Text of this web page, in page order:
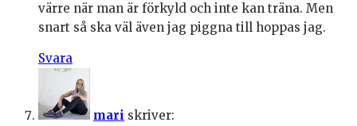
värre när man är förkyld och inte kan träna. Men
snart så ska väl även jag piggna till hoppas jag.
Svara
mari skriver: